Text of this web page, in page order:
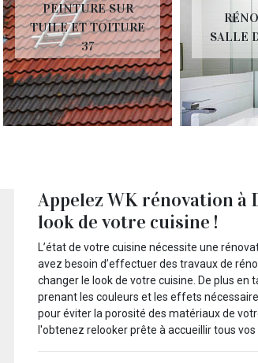
PEINTURE SUR
TUILE ET TOITURE
37
SALLE
Appelez WK rénovation à
look de votre cuisine !
L’état de votre cuisine nécessite une
avez besoin d’effectuer des travaux de
changer le look de votre cuisine. De plus
prenant les couleurs et les effets
pour éviter la porosité des matériaux de
l'obtenez relooker prête à accueillir tous